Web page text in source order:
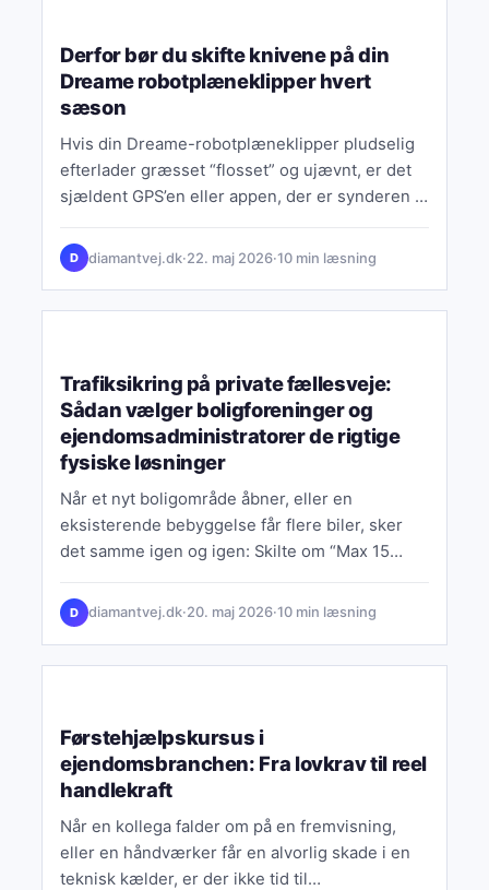
Derfor bør du skifte knivene på din
Dreame robotplæneklipper hvert
sæson
Hvis din Dreame-robotplæneklipper pludselig
efterlader græsset “flosset” og ujævnt, er det
sjældent GPS’en eller appen, der er synderen –
D diamantvej.dk·22. maj 2026·10 min læsning
Trafiksikring på private fællesveje:
Sådan vælger boligforeninger og
ejendomsadministratorer de rigtige
fysiske løsninger
Når et nyt boligområde åbner, eller en
eksisterende bebyggelse får flere biler, sker
det samme igen og igen: Skilte om “Max 15
D diamantvej.dk·20. maj 2026·10 min læsning
Førstehjælpskursus i
ejendomsbranchen: Fra lovkrav til reel
handlekraft
Når en kollega falder om på en fremvisning,
eller en håndværker får en alvorlig skade i en
teknisk kælder, er der ikke tid til…